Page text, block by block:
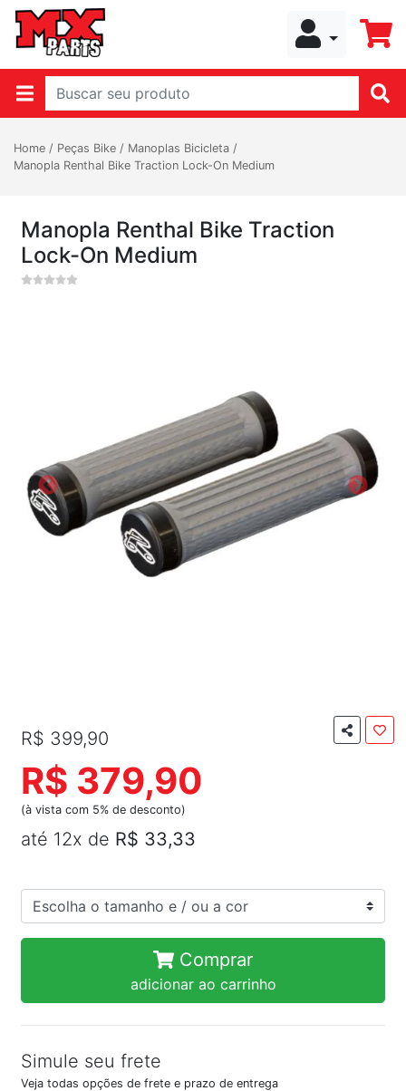
Home / Peças Bike / Manoplas Bicicleta /
Manopla Renthal Bike Traction Lock-On Medium
Manopla Renthal Bike Traction
Lock-On Medium
R$ 399,90
R$ 379,90
(à vista com 5% de desconto)
até 12x de R$ 33,33
Comprar
adicionar ao carrinho
Simule seu frete
Veja todas opções de frete e prazo de entrega